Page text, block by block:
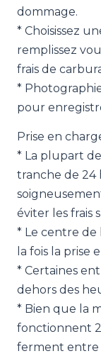
dommage.
* Choisissez
remplissez
frais de
*
pour
Prise en
* La plupart
tranche de 24
éviter les frais
* Le centre de
la fois la prise
* Certaines
dehors des
* Bien que la
fonctionnent
ferment entre